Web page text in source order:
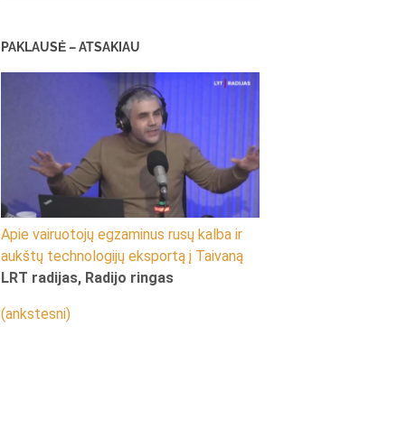
PAKLAUSĖ – ATSAKIAU
Apie vairuotojų egzaminus rusų kalba ir
aukštų technologijų eksportą į Taivaną
LRT radijas, Radijo ringas
(ankstesni)